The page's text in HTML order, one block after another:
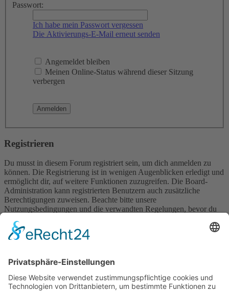
Passwort:
Ich habe mein Passwort vergessen
Die Aktivierungs-E-Mail erneut senden
Angemeldet bleiben
Meinen Online-Status während dieser Sitzung
verbergen
Registrieren
Du musst in diesem Forum registriert sein, um dich anmelden zu
können. Die Registrierung ist in wenigen Augenblicken erledigt und
ermöglicht dir, auf weitere Funktionen zuzugreifen. Die Board-
Administration kann registrierten Benutzern auch zusätzliche
Berechtigungen zuweisen. Beachte bitte unsere
Nutzungsbedingungen und die verwandten Regelungen, bevor du
wenn du dich in diesem Board bewegst.